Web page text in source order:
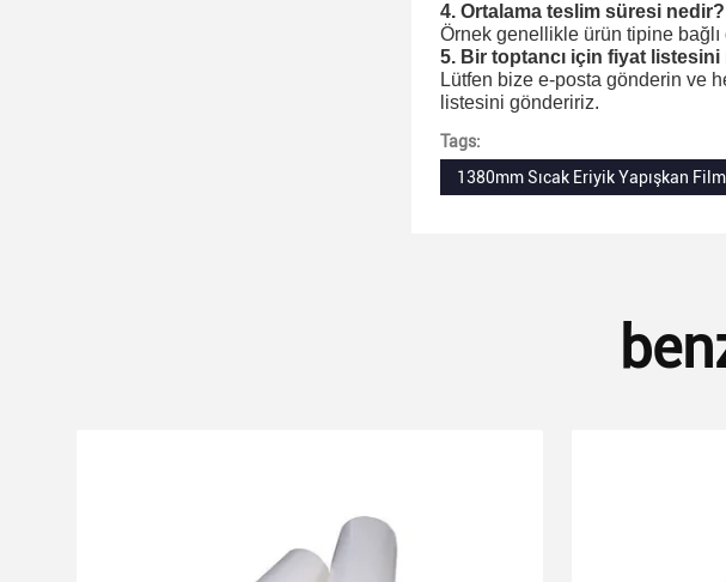
4. Ortalama teslim süresi nedir?
Örnek genellikle ürün tipine
5. Bir toptancı için fiyat listesini
Lütfen bize e-posta gönderin ve
listesini göndeririz.
Tags:
1380mm Sıcak Eriyik Yapışkan